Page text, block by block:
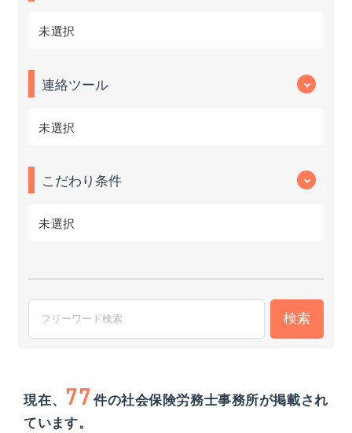
未選択
連絡ツール
未選択
こだわり条件
未選択
現在、 77件の社会保険労務士事務所が掲載され
ています。